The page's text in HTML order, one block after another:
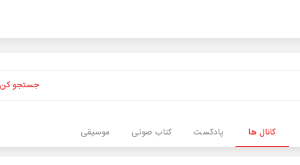
جستجو کن
کانال ها پادکست کتاب صوتی موسیقی